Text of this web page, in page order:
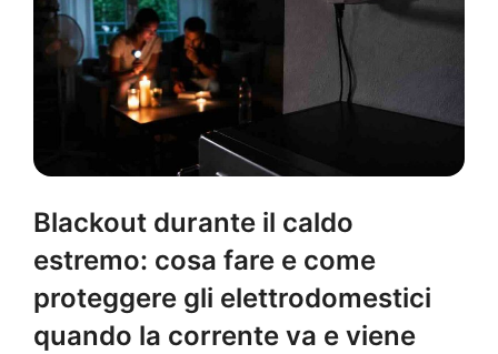
Blackout durante il caldo
estremo: cosa fare e come
proteggere gli elettrodomestici
quando la corrente va e viene